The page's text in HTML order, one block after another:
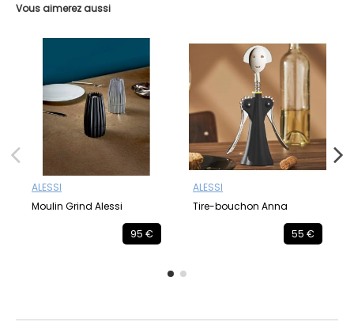
Vous aimerez aussi
ALESSI
Moulin Grind Alessi
95 €
ALESSI
Tire-bouchon Anna
55 €